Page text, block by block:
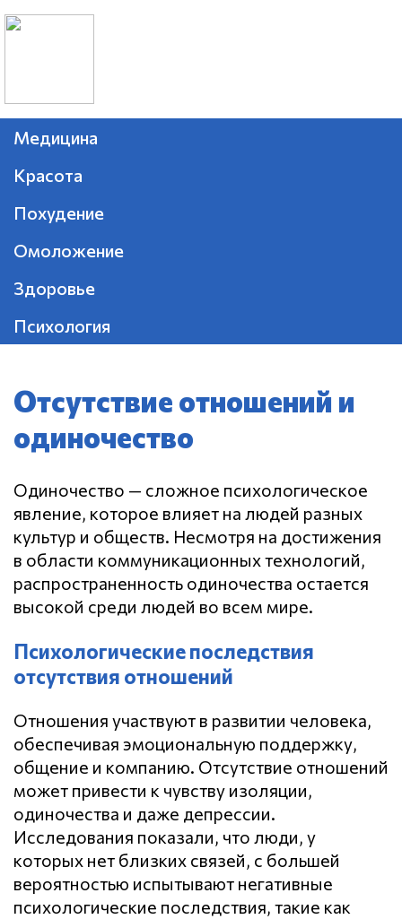
Медицина
Красота
Похудение
Омоложение
Здоровье
Психология
Отсутствие отношений и
одиночество
Одиночество — сложное психологическое
явление, которое влияет на людей разных
культур и обществ. Несмотря на достижения
в области коммуникационных технологий,
распространенность одиночества остается
высокой среди людей во всем мире.
Психологические последствия
отсутствия отношений
Отношения участвуют в развитии человека,
обеспечивая эмоциональную поддержку,
общение и компанию. Отсутствие отношений
может привести к чувству изоляции,
одиночества и даже депрессии.
Исследования показали, что люди, у
которых нет близких связей, с большей
вероятностью испытывают негативные
психологические последствия, такие как